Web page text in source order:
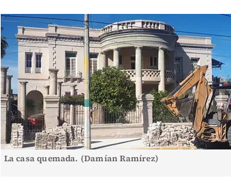
La casa quemada. (Damían Ramírez)